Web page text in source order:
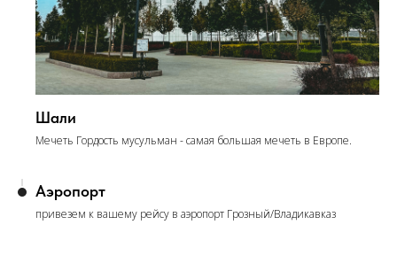
Шали
Мечеть Гордость мусульман - самая большая мечеть в Европе.
Аэропорт
привезем к вашему рейсу в аэропорт Грозный/Владикавказ